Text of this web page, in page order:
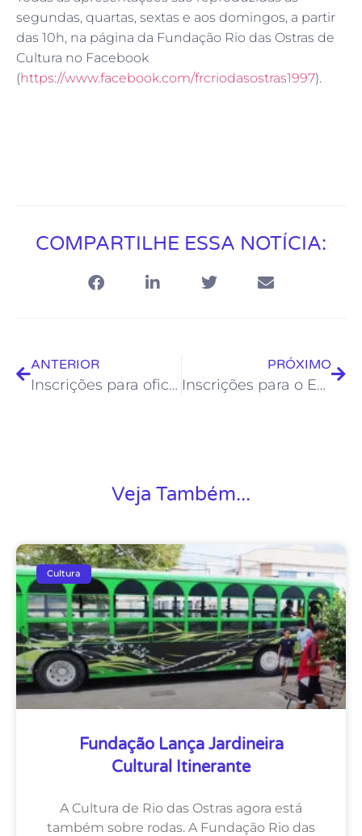
segundas, quartas, sextas e aos domingos, a partir
das 10h, na página da Fundação Rio das Ostras de
Cultura no Facebook
(https://www.facebook.com/frcriodasostras1997).
COMPARTILHE ESSA NOTÍCIA:
ANTERIOR
Inscrições para oficinas presenciais da Froc estão abertas
PRÓXIMO
Inscrições para o Edital ‘Rua Cultural RJ’ do Governo do Estado estão abertas
Veja Também...
Cultura
Fundação Lança Jardineira
Cultural Itinerante
A Cultura de Rio das Ostras agora está
também sobre rodas. A Fundação Rio das